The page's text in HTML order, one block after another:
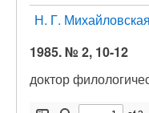
Н. Г. Михайловская
1985. № 2, 10-12
доктор